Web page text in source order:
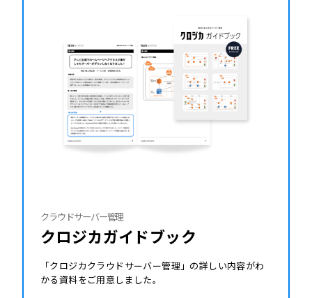
クラウドサーバー管理
クロジカガイドブック
「クロジカクラウドサーバー管理」の詳しい内容がわ
かる資料をご用意しました。